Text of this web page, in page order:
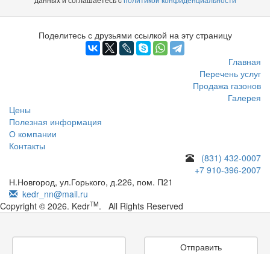
Поделитесь с друзьями ссылкой на эту страницу
Главная
Перечень услуг
Продажа газонов
Галерея
Цены
Полезная информация
О компании
Контакты
(831) 432-0007
+7 910-396-2007
Н.Новгород, ул.Горького, д.226, пом. П21
kedr_nn@mail.ru
Copyright © 2026. KedrTM. All Rights Reserved
Отправить